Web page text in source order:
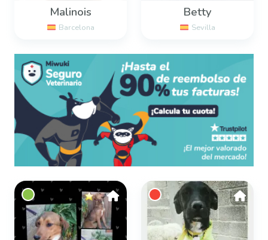
Malinois
Barcelona
Betty
Sevilla